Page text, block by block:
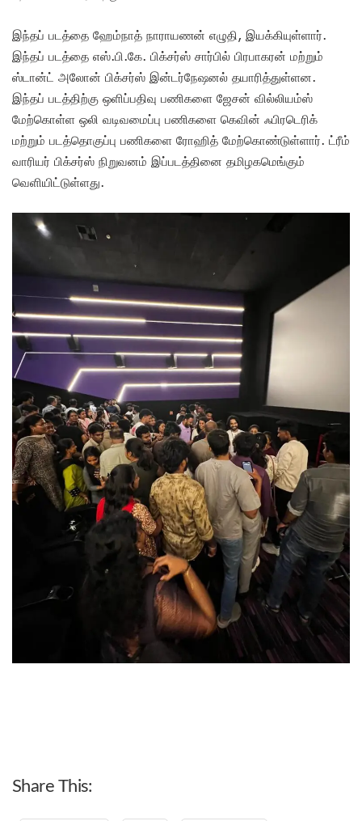
இந்தப் படத்தை ஹேம்நாத் நாராயணன் எழுதி, இயக்கியுள்ளார்.
இந்தப் படத்தை எஸ்.பி.கே. பிக்சர்ஸ் சார்பில் பிரபாகரன் மற்றும்
ஸ்டான்ட் அலோன் பிக்சர்ஸ் இன்டர்நேஷனல் தயாரித்துள்ளன.
இந்தப் படத்திற்கு ஒளிப்பதிவு பணிகளை ஜேசன் வில்லியம்ஸ்
மேற்கொள்ள ஒலி வடிவமைப்பு பணிகளை கெவின் ஃபிரடெரிக்
மற்றும் படத்தொகுப்பு பணிகளை ரோஹித் மேற்கொண்டுள்ளார். ட்ரீம்
வாரியர் பிக்சர்ஸ் நிறுவனம் இப்படத்தினை தமிழகமெங்கும்
வெளியிட்டுள்ளது.
Share This: